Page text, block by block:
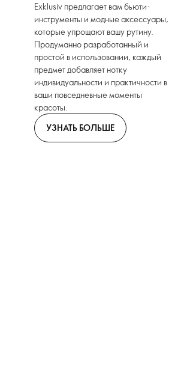
Exklusiv предлагает вам бьюти-
инструменты и модные аксессуары,
которые упрощают вашу рутину.
Продуманно разработанный и
простой в использовании, каждый
предмет добавляет нотку
индивидуальности и практичности в
ваши повседневные моменты
красоты.
УЗНАТЬ БОЛЬШЕ